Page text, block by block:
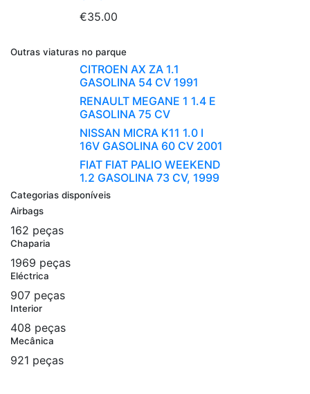
€35.00
Outras viaturas no parque
CITROEN AX ZA 1.1
GASOLINA 54 CV 1991
RENAULT MEGANE 1 1.4 E
GASOLINA 75 CV
NISSAN MICRA K11 1.0 I
16V GASOLINA 60 CV 2001
FIAT FIAT PALIO WEEKEND
1.2 GASOLINA 73 CV, 1999
Categorias disponíveis
Airbags
162 peças
Chaparia
1969 peças
Eléctrica
907 peças
Interior
408 peças
Mecânica
921 peças